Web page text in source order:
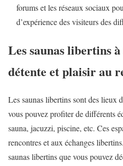
forums et les réseaux sociaux
d’expérience des visiteurs des
Les saunas libertins
détente et plaisir au
Les saunas libertins sont des lieux
vous pouvez profiter de différents
sauna, jacuzzi, piscine, etc. Ces
rencontres et aux échanges
saunas libertins que vous pouvez